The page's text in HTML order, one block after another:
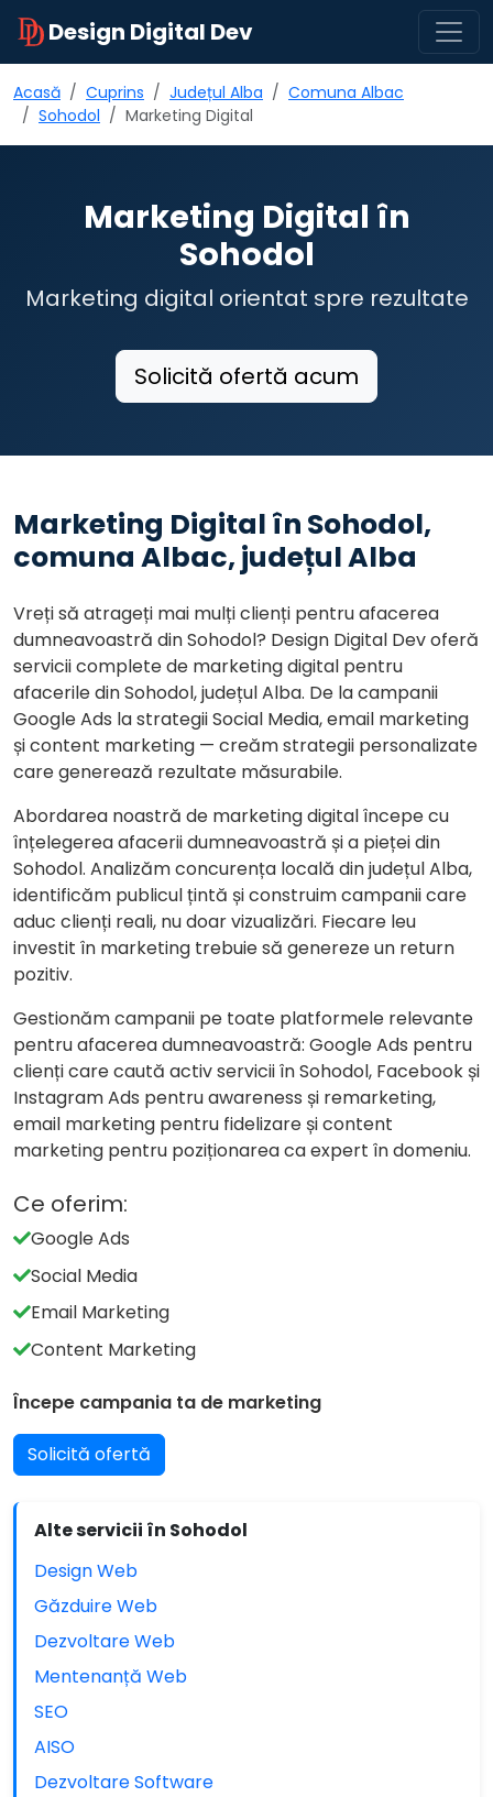
Design Digital Dev
Acasă Cuprins Județul Alba
Comuna Albac
Sohodol
Marketing Digital
Marketing Digital în
Sohodol
Marketing digital orientat spre rezultate
Solicită ofertă acum
Marketing Digital în Sohodol,
comuna Albac, județul Alba
Vreți să atrageți mai mulți clienți pentru afacerea
dumneavoastră din Sohodol? Design Digital Dev oferă
servicii complete de marketing digital pentru
afacerile din Sohodol, județul Alba. De la campanii
Google Ads la strategii Social Media, email marketing
și content marketing — creăm strategii personalizate
care generează rezultate măsurabile.
Abordarea noastră de marketing digital începe cu
înțelegerea afacerii dumneavoastră și a pieței din
Sohodol. Analizăm concurența locală din județul Alba,
identificăm publicul țintă și construim campanii care
aduc clienți reali, nu doar vizualizări. Fiecare leu
investit în marketing trebuie să genereze un return
pozitiv.
Gestionăm campanii pe toate platformele relevante
pentru afacerea dumneavoastră: Google Ads pentru
clienți care caută activ servicii în Sohodol, Facebook și
Instagram Ads pentru awareness și remarketing,
email marketing pentru fidelizare și content
marketing pentru poziționarea ca expert în domeniu.
Ce oferim:
Google Ads
Social Media
Email Marketing
Content Marketing
Începe campania ta de marketing
Solicită ofertă
Alte servicii în Sohodol
Design Web
Găzduire Web
Dezvoltare Web
Mentenanță Web
SEO
AISO
Dezvoltare Software